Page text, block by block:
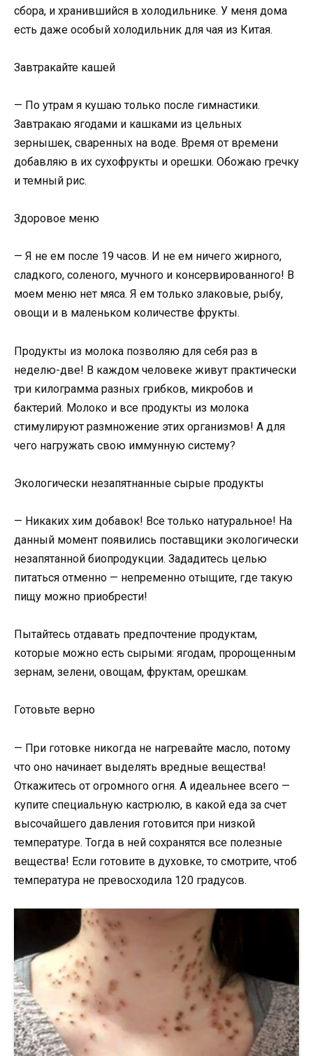
сбора, и хранившийся в холодильнике. У меня дома
есть даже особый холодильник для чая из Китая.
Завтракайте кашей
— По утрам я кушаю только после гимнастики.
Завтракаю ягодами и кашками из цельных
зернышек, сваренных на воде. Время от времени
добавляю в их сухофрукты и орешки. Обожаю гречку
и темный рис.
Здоровое меню
— Я не ем после 19 часов. И не ем ничего жирного,
сладкого, соленого, мучного и консервированного! В
моем меню нет мяса. Я ем только злаковые, рыбу,
овощи и в маленьком количестве фрукты.
Продукты из молока позволяю для себя раз в
неделю-две! В каждом человеке живут практически
три килограмма разных грибков, микробов и
бактерий. Молоко и все продукты из молока
стимулируют размножение этих организмов! А для
чего нагружать свою иммунную систему?
Экологически незапятнанные сырые продукты
— Никаких хим добавок! Все только натуральное! На
данный момент появились поставщики экологически
незапятанной биопродукции. Зададитесь целью
питаться отменно — непременно отыщите, где такую
пищу можно приобрести!
Пытайтесь отдавать предпочтение продуктам,
которые можно есть сырыми: ягодам, пророщенным
зернам, зелени, овощам, фруктам, орешкам.
Готовьте верно
— При готовке никогда не нагревайте масло, потому
что оно начинает выделять вредные вещества!
Откажитесь от огромного огня. А идеальнее всего —
купите специальную кастрюлю, в какой еда за счет
высочайшего давления готовится при низкой
температуре. Тогда в ней сохранятся все полезные
вещества! Если готовите в духовке, то смотрите, чтоб
температура не превосходила 120 градусов.